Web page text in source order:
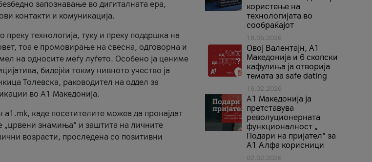
запознавање во дигиталната ера,
контакти и комуникација.
технологија, туку и преку поддршка на
тоа е промовирање на свесна, одговорна и
на односите меѓу луѓето. Особено ја цениме
бидејќи токму нивното учество ја
Толевска, раководител на оддел за
во А1 Македонија.
a1.mk, каде посетителите можеа да пронајдат
„црвени знамиња“ и заштита на личните
возрасти, проследена со позитивни
користење на
технологијата во
сообраќајот
18.05.2026
Овој Валентајн, A1
Македонија и 6 скопски
кафулиња ја отворија
темата за safe dating
16.02.2026
А1 Македонија ја
претставува
револуционерната
функционалност „
Подари на пријател“ за
А1 Алфа корисници
02.02.2026